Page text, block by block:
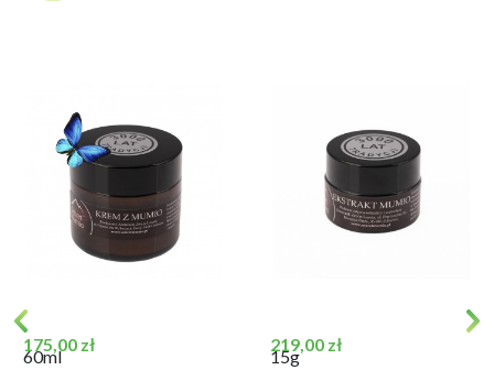
Cena
175,00 zł
60ml
Cena
219,00 zł
15g